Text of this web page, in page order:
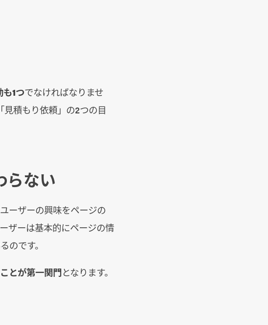
1つでなければなりませ
積もり依頼」の2つの目
らない
ーザーの興味をページの
ザーは基本的にページの情
のです。
とが第一関門となります。